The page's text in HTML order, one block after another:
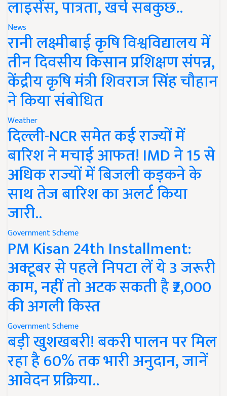
लाइसेंस, पात्रता, खर्च सबकुछ..
News
रानी लक्ष्मीबाई कृषि विश्वविद्यालय में
तीन दिवसीय किसान प्रशिक्षण संपन्न,
केंद्रीय कृषि मंत्री शिवराज सिंह चौहान
ने किया संबोधित
Weather
दिल्ली-NCR समेत कई राज्यों में
बारिश ने मचाई आफत! IMD ने 15 से
अधिक राज्यों में बिजली कड़कने के
साथ तेज बारिश का अलर्ट किया
जारी..
Government Scheme
PM Kisan 24th Installment:
अक्टूबर से पहले निपटा लें ये 3 जरूरी
काम, नहीं तो अटक सकती है ₹2,000
की अगली किस्त
Government Scheme
बड़ी खुशखबरी! बकरी पालन पर मिल
रहा है 60% तक भारी अनुदान, जानें
आवेदन प्रक्रिया..